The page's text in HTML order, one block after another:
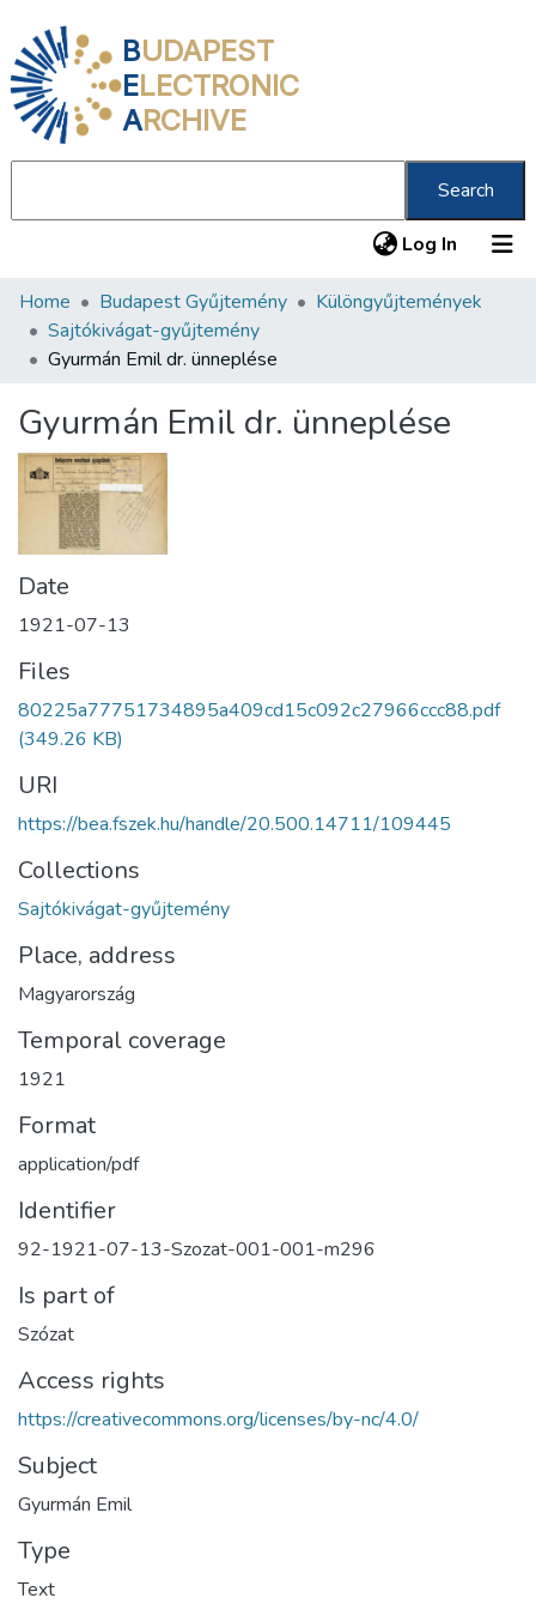
BUDAPEST
ELECTRONIC
ARCHIVE
Search
Log In (current)
Communities & Collections
All of DSpace
About us
Home Budapest Gyűjtemény
Különgyűjtemények
Sajtókivágat-gyűjtemény
Gyurmán Emil dr. ünneplése
Gyurmán Emil dr. ünneplése
Date
1921-07-13
Files
80225a77751734895a409cd15c092c27966ccc88.pdf
(349.26 KB)
URI
https://bea.fszek.hu/handle/20.500.14711/109445
Collections
Sajtókivágat-gyűjtemény
Place, address
Magyarország
Temporal coverage
1921
Format
application/pdf
Identifier
92-1921-07-13-Szozat-001-001-m296
Is part of
Szózat
Access rights
https://creativecommons.org/licenses/by-nc/4.0/
Subject
Gyurmán Emil
Type
Text